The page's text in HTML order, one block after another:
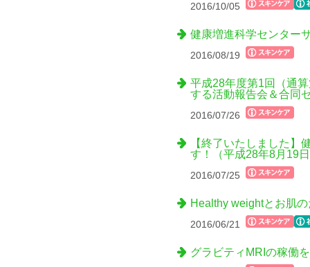
2016/10/05
健康増進科学センター
2016/08/19
平成28年度第1回（通
する活動報告会＆合同
2016/07/26
【終了いたしました
す！（平成28年8月19
2016/07/25
Healthy weightとお肌
2016/06/21
グラビティMRIの稼働